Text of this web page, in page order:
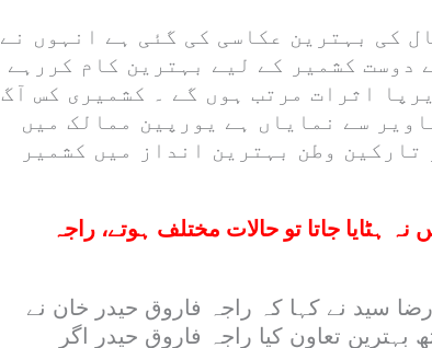
کی بہترین عکاسی کی گئی ہے انہوں نے
دوست کشمیر کے لیے بہترین کام کررہے
اثرات مرتب ہوں گے ۔ کشمیری کس آگ
سے نمایاں ہے یورپین ممالک میں
وطن بہترین انداز میں کشمیر
شریف کو 2019 میں نہ ہٹایا جاتا تو حالات مختلف ہوتے، راجہ
سید نے کہا کہ راجہ فاروق حیدر خان نے
تعاون کیا راجہ فاروق حیدر اگر